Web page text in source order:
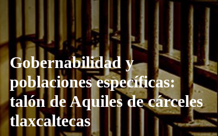
Gobernabilidad y
poblaciones específicas:
talón de Aquiles de cárceles
tlaxcaltecas